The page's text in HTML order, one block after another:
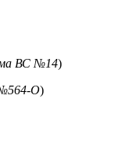
ВС №14)
О)